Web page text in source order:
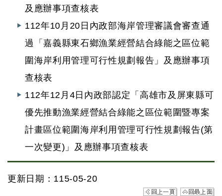
及應辦事項查核表
112年10月20日內政部海岸管理審議會審查通
過「嘉義縣東石鄉漁業經營結合綠能之區位範
圍海岸利用管理可行性規劃報告」及應辦事項
查核表
112年12月4日內政部認定「高雄市及屏東縣可
優先推動漁業經營結合綠能之區位範圍暨專案
計畫區位範圍海岸利用管理可行性規劃報告(第
一次變更)」及應辦事項查核表
更新日期：115-05-20